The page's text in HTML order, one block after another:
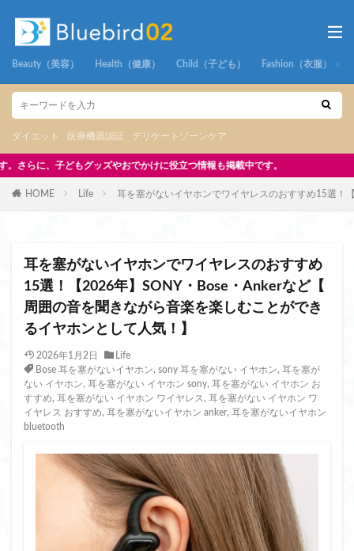
Beauty（美容） Health（健康） Child（子ども） Fashion（衣服）
ダイエット 医療機器認証 デリケートゾーンケア
情報も掲載中です。
HOME Life 耳を塞がないイヤホンでワイヤレスのおすすめ15選！
耳を塞がないイヤホンでワイヤレスのおすすめ
15選！【2026年】SONY・Bose・Ankerなど【
周囲の音を聞きながら音楽を楽しむことができ
るイヤホンとして人気！】
2026年1月2日
Life
Bose 耳を塞がないイヤホン, sony 耳を塞がない イヤホン, 耳を塞が
ない イヤホン, 耳を塞がない イヤホン sony, 耳を塞がない イヤホン お
すすめ, 耳を塞がない イヤホン ワイヤレス , 耳を塞がない イヤホン ワ
イヤレス おすすめ, 耳を塞がないイヤホン anker, 耳を塞がないイヤホン
bluetooth